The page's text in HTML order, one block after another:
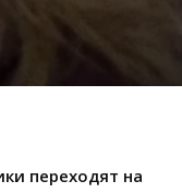
переходят на